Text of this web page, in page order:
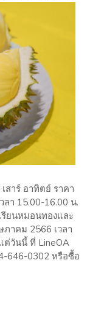
สาร์ อาทิตย์ ราคา
า 15.00-16.00 น.
ยนหมอนทองและ
าคม 2566 เวลา
ต่วันนี้ ที่ LineOA
646-0302 หรือซื้อ